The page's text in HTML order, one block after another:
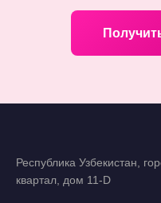
Республика Узбекистан,
квартал, дом 11-D